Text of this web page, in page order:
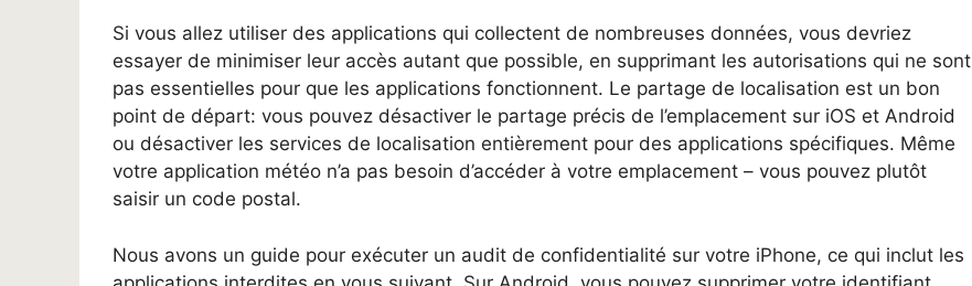
Si vous allez utiliser des applications qui collectent de nombreuses données, vous devriez
essayer de minimiser leur accès autant que possible, en supprimant les autorisations qui ne sont
pas essentielles pour que les applications fonctionnent. Le partage de localisation est un bon
point de départ: vous pouvez désactiver le partage précis de l’emplacement sur iOS et Android
ou désactiver les services de localisation entièrement pour des applications spécifiques. Même
votre application météo n’a pas besoin d’accéder à votre emplacement – vous pouvez plutôt
saisir un code postal.
Nous avons un guide pour exécuter un audit de confidentialité sur votre iPhone, ce qui inclut les